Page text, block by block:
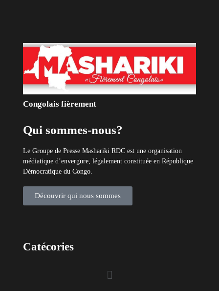
Catécories
Info À la Une